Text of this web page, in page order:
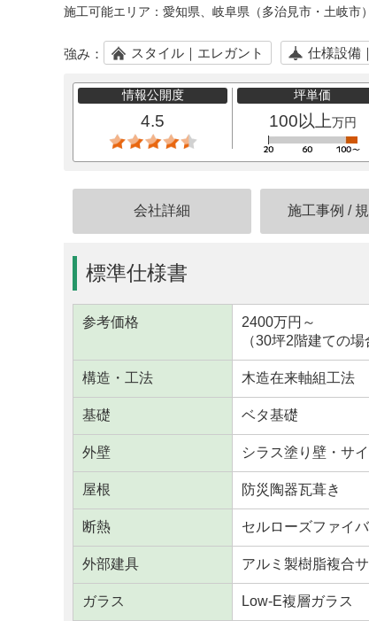
施工可能エリア： 愛知県、岐阜県（多治見市・土岐市）
強み： スタイル｜エレガント 仕様設備
情報公開度
4.5
坪単価
100以上万円
会社詳細 施工事例 /
標準仕様書
参考価格
2400万円～
（30坪2階建ての場
構造・工法 木造在来軸組工法
基礎 ベタ基礎
外壁 シラス塗り壁・サ
屋根 防災陶器瓦葺き
断熱 セルローズファイ
外部建具 アルミ製樹脂複合
ガラス Low-E複層ガラス